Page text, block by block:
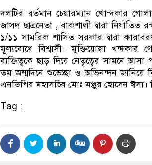
দলটির বর্তমান চেয়ারম্যান খোন্দকার
জাসদ ছাত্রনেতা , বাকশালী দ্বারা নির্যাতিত
১/১১ সামরিক শাসিত সরকার দ্বারা
মূল্যবোধে বিশ্বাসী। মুক্তিযোদ্ধা খন্দকার
ব্যক্তিত্বকে ছাড় দিয়ে নেতৃত্বের সামনে
তম জন্মদিনে শুভেচ্ছা ও অভিনন্দন জানিয়ে
এনডিপির মহাসচিব মোঃ মঞ্জুর হোসেন ঈসা।
Tag :